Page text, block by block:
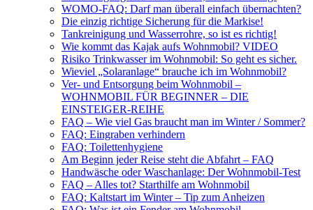
WOMO-FAQ: Darf man überall einfach übernachten?
Die einzig richtige Sicherung für die Markise!
Tankreinigung und Wasserrohre, so ist es richtig!
Wie kommt das Kajak aufs Wohnmobil? VIDEO
Risiko Trinkwasser im Wohnmobil: So geht es sicher.
Wieviel „Solaranlage“ brauche ich im Wohnmobil?
Ver- und Entsorgung beim Wohnmobil –
WOHNMOBIL FÜR BEGINNER – DIE
EINSTEIGER-REIHE
FAQ – Wie viel Gas braucht man im Winter / Sommer?
FAQ: Eingraben verhindern
FAQ: Toilettenhygiene
Am Beginn jeder Reise steht die Abfahrt – FAQ
Handwäsche oder Waschanlage: Der Wohnmobil-Test
FAQ – Alles tot? Starthilfe am Wohnmobil
FAQ: Kaltstart im Winter – Tip zum Anheizen